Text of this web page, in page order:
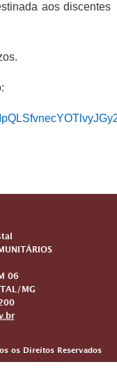
aos discentes
06
MG
os Direitos Reservados